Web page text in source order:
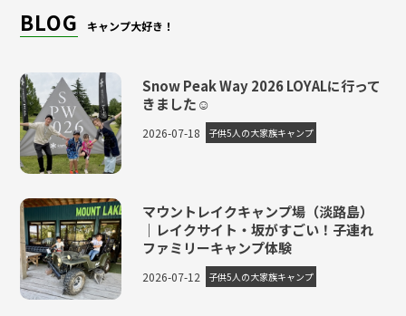
BLOG キャンプ大好き！
Snow Peak Way 2026 LOYALに行って
きました☺
2026-07-18 子供5人の大家族キャンプ
マウントレイクキャンプ場（淡路島）
｜レイクサイト・坂がすごい！子連れ
ファミリーキャンプ体験
2026-07-12 子供5人の大家族キャンプ